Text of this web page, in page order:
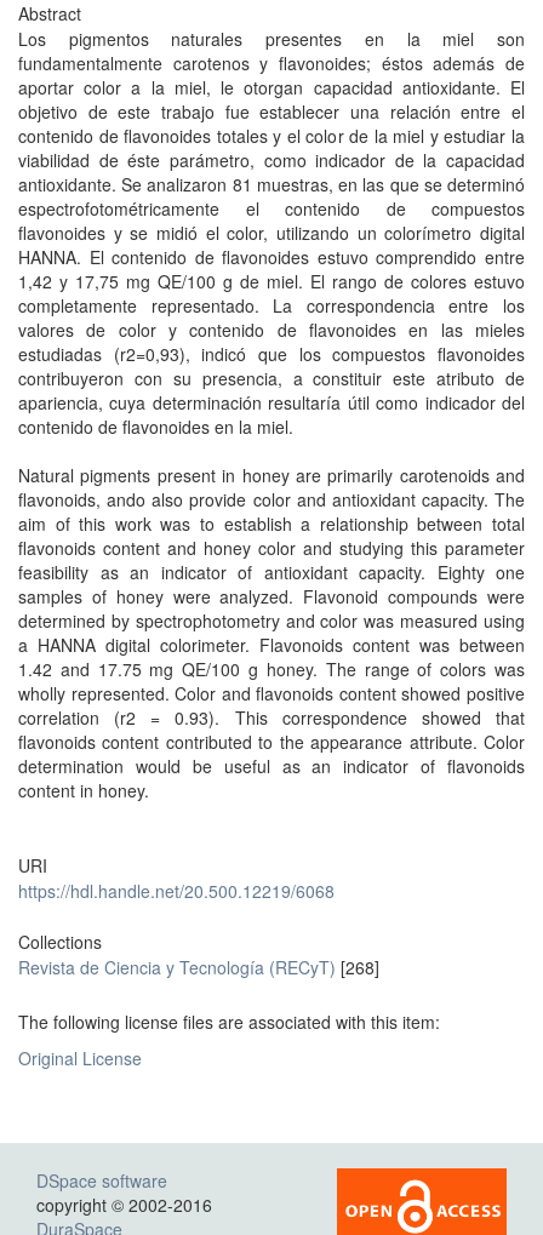
Abstract
Los pigmentos naturales presentes en la miel son
fundamentalmente carotenos y flavonoides; éstos además de
aportar color a la miel, le otorgan capacidad antioxidante. El
objetivo de este trabajo fue establecer una relación entre el
contenido de flavonoides totales y el color de la miel y estudiar la
viabilidad de éste parámetro, como indicador de la capacidad
antioxidante. Se analizaron 81 muestras, en las que se determinó
espectrofotométricamente el contenido de compuestos
flavonoides y se midió el color, utilizando un colorímetro digital
HANNA. El contenido de flavonoides estuvo comprendido entre
1,42 y 17,75 mg QE/100 g de miel. El rango de colores estuvo
completamente representado. La correspondencia entre los
valores de color y contenido de flavonoides en las mieles
estudiadas (r2=0,93), indicó que los compuestos flavonoides
contribuyeron con su presencia, a constituir este atributo de
apariencia, cuya determinación resultaría útil como indicador del
contenido de flavonoides en la miel.
Natural pigments present in honey are primarily carotenoids and
flavonoids, ando also provide color and antioxidant capacity. The
aim of this work was to establish a relationship between total
flavonoids content and honey color and studying this parameter
feasibility as an indicator of antioxidant capacity. Eighty one
samples of honey were analyzed. Flavonoid compounds were
determined by spectrophotometry and color was measured using
a HANNA digital colorimeter. Flavonoids content was between
1.42 and 17.75 mg QE/100 g honey. The range of colors was
wholly represented. Color and flavonoids content showed positive
correlation (r2 = 0.93). This correspondence showed that
flavonoids content contributed to the appearance attribute. Color
determination would be useful as an indicator of flavonoids
content in honey.
URI
https://hdl.handle.net/20.500.12219/6068
Collections
Revista de Ciencia y Tecnología (RECyT) [268]
The following license files are associated with this item:
Original License
DSpace software
copyright © 2002-2016
DuraSpace